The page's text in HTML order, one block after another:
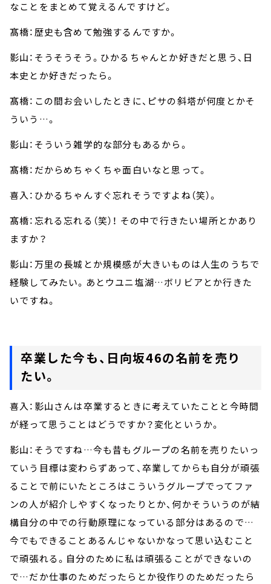
なことをまとめて覚えるんですけど。
髙橋：歴史も含めて勉強するんですか。
影山：そうそうそう。ひかるちゃんとか好きだと思う、日
本史とか好きだったら。
髙橋：この間お会いしたときに、ピサの斜塔が何度とかそ
ういう…。
影山：そういう雑学的な部分もあるから。
髙橋：だからめちゃくちゃ面白いなと思って。
喜入：ひかるちゃんすぐ忘れそうですよね（笑）。
髙橋：忘れる忘れる（笑）！ その中で行きたい場所とかあり
ますか？
影山：万里の長城とか規模感が大きいものは人生のうちで
経験してみたい。あとウユニ塩湖…ボリビアとか行きた
いですね。
卒業した今も、日向坂46の名前を売り
たい。
喜入：影山さんは卒業するときに考えていたことと今時間
が経って思うことはどうですか？変化というか。
影山：そうですね…今も昔もグループの名前を売りたいっ
ていう目標は変わらずあって、卒業してからも自分が頑張
ることで前にいたところはこういうグループでってファ
ンの人が紹介しやすくなったりとか、何かそういうのが結
構自分の中での行動原理になっている部分はあるので…
今でもできることあるんじゃないかなって思い込むこと
で頑張れる。自分のために私は頑張ることができないの
で…だか仕事のためだったらとか役作りのためだったら